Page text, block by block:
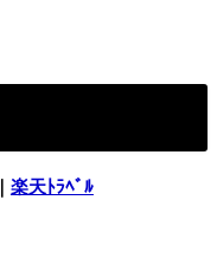
｜ 楽天ﾄﾗﾍﾞﾙ